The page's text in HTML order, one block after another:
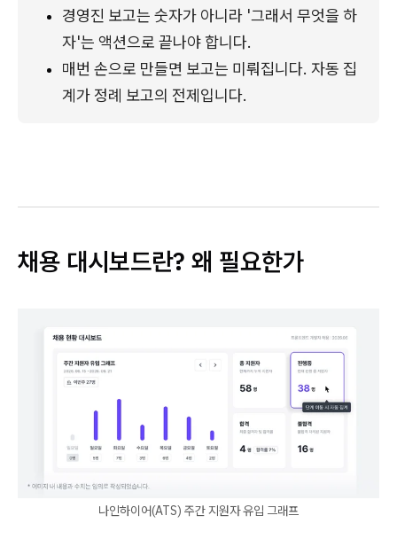
경영진 보고는 숫자가 아니라 '그래서 무엇을 하
자'는 액션으로 끝나야 합니다.
매번 손으로 만들면 보고는 미뤄집니다. 자동 집
계가 정례 보고의 전제입니다.
채용 대시보드란? 왜 필요한가
나인하이어(ATS) 주간 지원자 유입 그래프